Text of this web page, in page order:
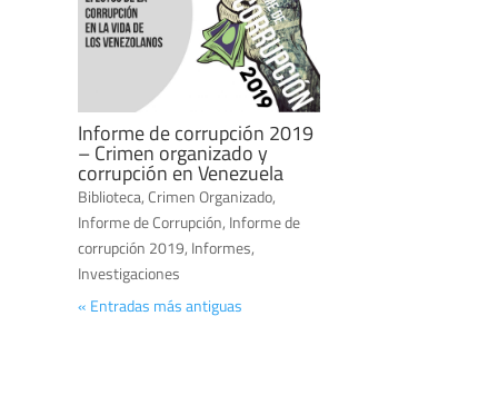
Informe de corrupción 2019
– Crimen organizado y
corrupción en Venezuela
Biblioteca,Crimen Organizado,
Informe de Corrupción, Informe de
corrupción 2019, Informes,
Investigaciones
« Entradas más antiguas